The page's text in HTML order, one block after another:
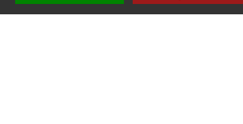
Contact par formulaire